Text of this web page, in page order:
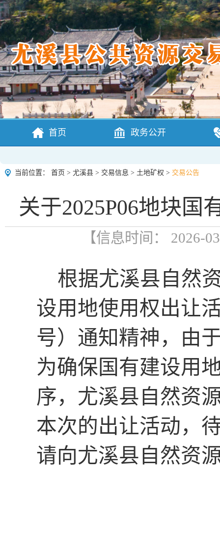
首页 政务公开
当前位置： 首页 > 尤溪县 > 交易信息 > 土地矿权 > 交易公告
关于2025P06地块国
【信息时间： 2026-
根据尤溪县自然
设用地使用权出让
号）通知精神，由
为确保国有建设用
序，尤溪县自然资
本次的出让活动，
请向尤溪县自然资